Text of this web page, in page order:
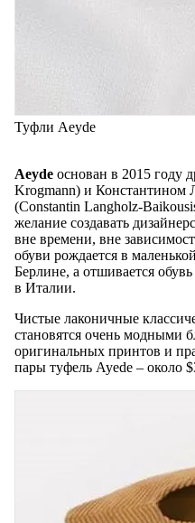
Туфли Aeyde
Aeyde основан в 2015 году
Krogmann) и Константином
(Constantin Langholz-
желание создавать
вне времени, вне
обуви рождается в
Берлине, а отшивается
в Италии.
Чистые лаконичные
становятся очень модными
оригинальных принтов и
пары туфель Ayede – около